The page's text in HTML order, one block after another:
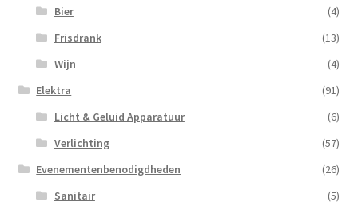
Bier
(4)
Frisdrank
(13)
Wijn
(4)
Elektra
(91)
Licht & Geluid Apparatuur
(6)
Verlichting
(57)
Evenementenbenodigdheden
(26)
Sanitair
(5)